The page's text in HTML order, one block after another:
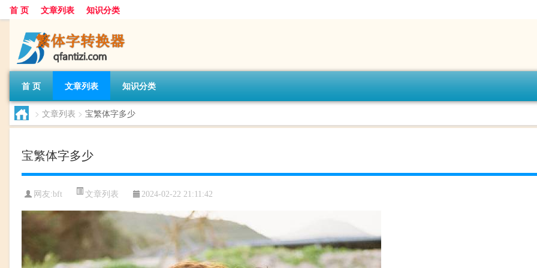
首 页 文章列表 知识分类
首 页 文章列表 知识分类
> 文章列表 > 宝繁体字多少
宝繁体字多少
网友:bft 文章列表 2024-02-22 21:11:42